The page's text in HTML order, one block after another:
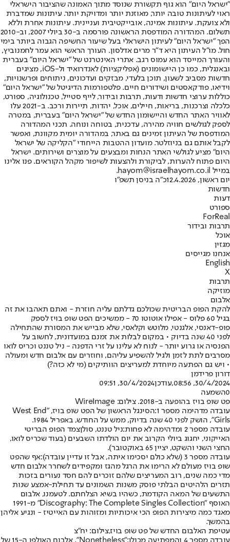
"ישראל היום" הוא גוף תקשורת שנוסד מתוך האמונה שהציבור הישראלי
ראוי לעיתונות טובה יותר, מאוזנת יותר ומדויקת יותר. עיתונות שמדברת
ולא צועקת. עיתונות אמינה, אובייקטיבית ועניינית. עיתונות אחרת וללא
תשלום. המהדורה המודפסת הראשונה פורסמה ב-30 ביולי 2007, וב-2010
הפך "ישראל היום" לעיתון הישראלי בעל שיעור החשיפה הגבוה ביותר בימי
חול. מו"ל העיתון היא ד"ר מרים אדלסון. העורך הראשי הוא עמר לחמנוביץ,
והעורך המייסד הוא עמוס רגב. אתרי האינטרנט של "ישראל היום" בעברית
ובאנגלית, כמו כן היישומונים (אפליקציות) לאנדרואיד ול-iOS, מציגים
חדשות מסביב לשעון, תוכן בלעדי, מבזקים ועדכונים, ניתוחים ופרשנויות,
וידיאו, פודקאסטים ושידורים חיים. פלטפורמות הדיגיטל של "ישראל היום"
כוללות ערוצי חדשות ודעות, תרבות ובידור, לייף סטייל, טכנולוגיה, ספורט,
כלכלה וצרכנות, בריאות, חיילים, אוכל, יהדות, תיירות ורכב. ב-2021 עלו
לאוויר האתר החדש והיישומון החדש של "ישראל היום" בעברית, במטרה
לספק לגולשים חוויה מהירה, עדכנית, בטוחה ונוחה. תכני המהדורה
המודפסת של העיתון זמינים גם באתר, במהדורה יומית מקוונת, ואפשר
לקבל אותם גם בניוזלטר. מועדון ההטבות הייחודי "הקליקה של ישראל
היום" מציע לגולשי האתר הנחות ומבצעים על מוצרים ושירותים. ישראל
היום פתוח להערות, לביקורת ולהצעות לשיפור מקהל הקוראים. פנו אלינו
במייל hayom@israelhayom.co.il.
יום ראשון, 12.4.2026
כ"ה בניסן תשפ"ו
חדשות
דעות
ספורט
ForReal
תרבות ובידור
אוכל
מגזין
אנחנו מגייסים
English
X
תרבות
מוזיקה
אלבום
להקת הפופ הבריטית שכולכם גדלתם עליה חוזרת - ואתם תאהבו את זה
בגיל 60 פלוס - אפילו אוטוטו 70 - ממשיכים הפט שופ בויז לספק
פופ-דאנסי, אלגנטי, מלוטש וקלאסי, שלא מבייש את המסורת שהתחילה
לפני 40 שנה בדיוק • במקום לבלות את זמנם במועדונית, לחשוב על
הפנסיה או גרוע יותר - לנוח לא עלינו על זרי הדפנה - ניל טננט וכריס לואו
מסרבים לתת לזמן ולגיל להשפיע עליהם, וחוזרים עם אלבום חדש ומעולה
• ויש גם הפתעה מיוחדת למעריצים הוותיקים (מי לא כזה?)
דורון פרידמן
30/4/2024, 08:56
,עודכן30/4/2024, 09:51
0השמעה
פט שופ בויז בהופעה ב-2018. צילום: WireImage
עובדה מדהימה מספר 1:
הסינגל הראשון של הפט שופ בויז
, "West End
Girls", הושק לפני 40 שנה בדיוק, ממש על החודש, באפריל 1984.
עובדה מספר 2 ומדהימה לא פחות:
ניל טננט, סולןצמד הפופ הבריטי
האייקוני, יחגוג ביולי הקרוב את יום הולדתו השבעים (בעוד שכריס לואו,
החצי השני והשקט, יציין 65 באוקטובר).
עובדה מספר 3 (שלא כולם יסכימו איתה, אבל זו עדיין עובדה):
אף שהפט
שופ בויז מעולם לא הרימו את הרגל מהגז ומקפידים לשחרר אלבום חדש
מדי כמה שנים, רוב המעריצים שלהם זוכרים להם חסד נעורים בזכות
תזרים הלהיטים הבלתי פוסק משנות השמונים עד תחילת-אמצע שנות
התשעים של המאה הקודמת, כשהיו בשיא הצלחתם. לטעמנו, אלבום
האוסף "Discography: The Complete Singles Collection" מ-1991
מאגד כמה מיצירות הפופ הכי איכותיות ומזוהות עם האייטיז - ונגיע אליהן
בהמשך.
עטיפת האלבום החדש של פט שופ בויז,צילום: יח"צ